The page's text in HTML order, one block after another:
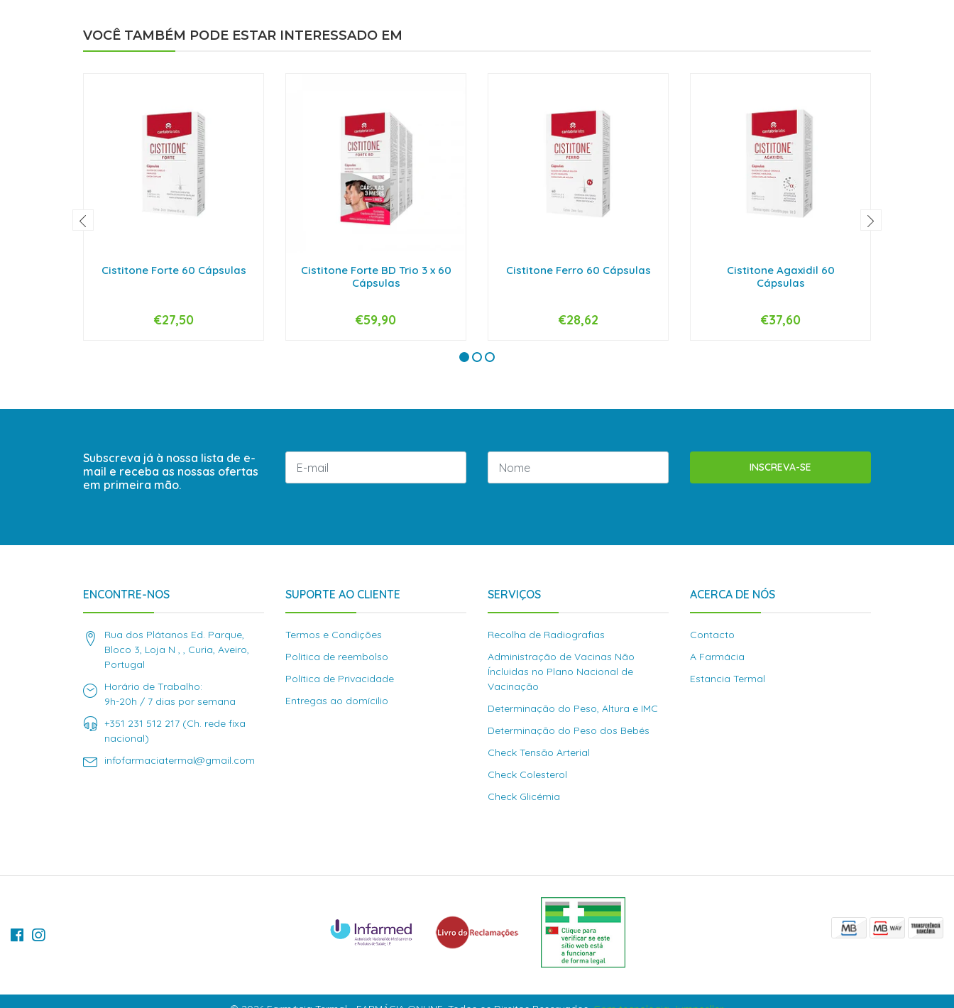
VOCÊ TAMBÉM PODE ESTAR INTERESSADO EM
Cistitone Forte 60 Cápsulas
+
€27,50
Cistitone Forte BD Trio 3 x 60
Cápsulas
+
€59,90
Cistitone Ferro 60 Cápsulas
+
€28,62
Cistitone Agaxidil 60
Cápsulas
+
€37,60
Subscreva já à nossa lista de e-
mail e receba as nossas ofertas
em primeira mão.
INSCREVA-SE
ENCONTRE-NOS
Rua dos Plátanos Ed. Parque,
Bloco 3, Loja N , , Curia, Aveiro,
Portugal
Horário de Trabalho:
9h-20h / 7 dias por semana
+351 231 512 217 (Ch. rede fixa
nacional)
infofarmaciatermal@gmail.com
SUPORTE AO CLIENTE
Termos e Condições
Politica de reembolso
Política de Privacidade
Entregas ao domícilio
SERVIÇOS
Recolha de Radiografias
Administração de Vacinas Não
Íncluidas no Plano Nacional de
Vacinação
Determinação do Peso, Altura e IMC
Determinação do Peso dos Bebés
Check Tensão Arterial
Check Colesterol
Check Glicémia
ACERCA DE NÓS
Contacto
A Farmácia
Estancia Termal